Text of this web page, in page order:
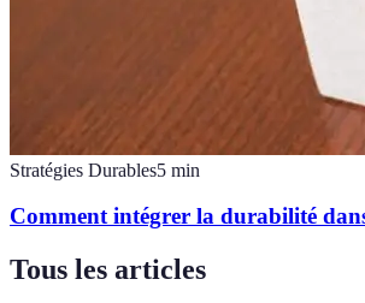
Stratégies Durables5 min
Comment intégrer la durabilité
Tous les articles